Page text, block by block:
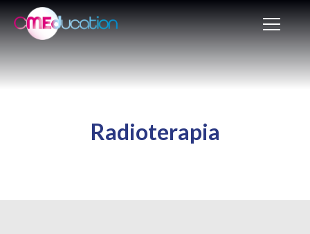
Radioterapia